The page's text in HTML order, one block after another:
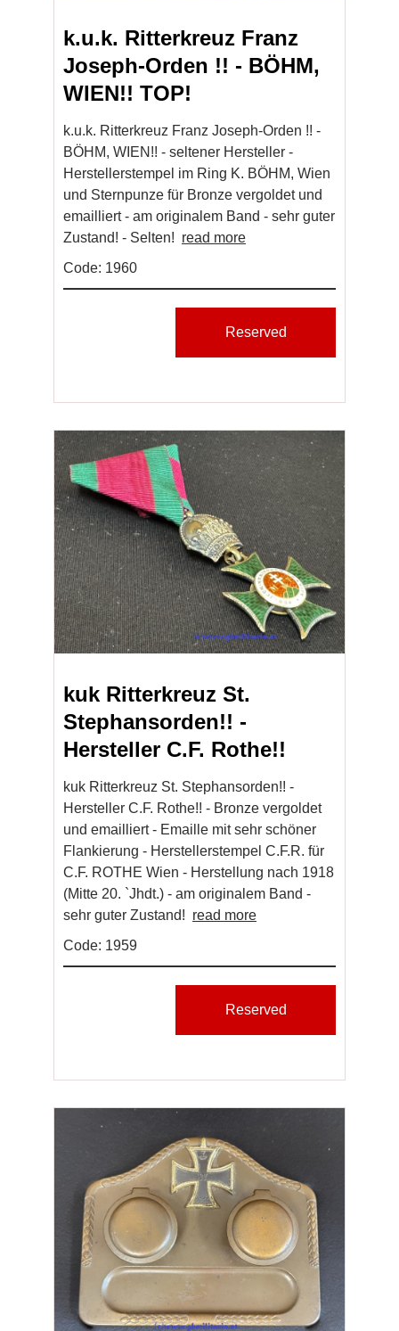
k.u.k. Ritterkreuz Franz
Joseph-Orden !! - BÖHM,
WIEN!! TOP!
k.u.k. Ritterkreuz Franz Joseph-Orden !! -
BÖHM, WIEN!! - seltener Hersteller -
Herstellerstempel im Ring K. BÖHM, Wien
und Sternpunze für Bronze vergoldet und
emailliert - am originalem Band - sehr guter
Zustand! - Selten! read more
Code: 1960
Reserved
kuk Ritterkreuz St.
Stephansorden!! -
Hersteller C.F. Rothe!!
kuk Ritterkreuz St. Stephansorden!! -
Hersteller C.F. Rothe!! - Bronze vergoldet
und emailliert - Emaille mit sehr schöner
Flankierung - Herstellerstempel C.F.R. für
C.F. ROTHE Wien - Herstellung nach 1918
(Mitte 20. `Jhdt.) - am originalem Band -
sehr guter Zustand! read more
Code: 1959
Reserved